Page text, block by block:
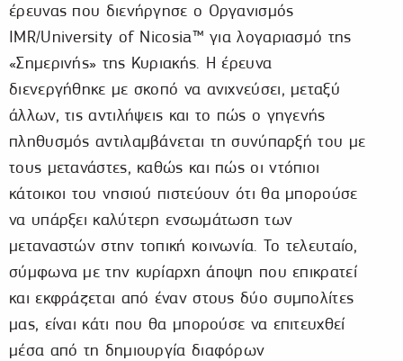
έρευνας που διενήργησε ο Οργανισμός
IMR/University of Nicosia™ για λογαριασμό της
«Σημερινής» της Κυριακής. Η έρευνα
διενεργήθηκε με σκοπό να ανιχνεύσει, μεταξύ
άλλων, τις αντιλήψεις και το πώς ο γηγενής
πληθυσμός αντιλαμβάνεται τη συνύπαρξή του με
τους μετανάστες, καθώς και πώς οι ντόπιοι
κάτοικοι του νησιού πιστεύουν ότι θα μπορούσε
να υπάρξει καλύτερη ενσωμάτωση των
μεταναστών στην τοπική κοινωνία. Το τελευταίο,
σύμφωνα με την κυρίαρχη άποψη που επικρατεί
και εκφράζεται από έναν στους δύο συμπολίτες
μας, είναι κάτι που θα μπορούσε να επιτευχθεί
μέσα από τη δημιουργία διαφόρων